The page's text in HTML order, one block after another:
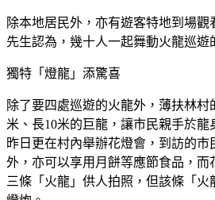
除本地居民外，亦有遊客特地到場
先生認為，幾十人一起舞動火龍巡遊
獨特「燈龍」添驚喜
除了要四處巡遊的火龍外，薄扶林村
米、長10米的巨龍，讓市民親手於
昨日更在村內舉辦花燈會，到訪的
外，亦可以享用月餅等應節食品，而
三條「火龍」供人拍照，但該條「